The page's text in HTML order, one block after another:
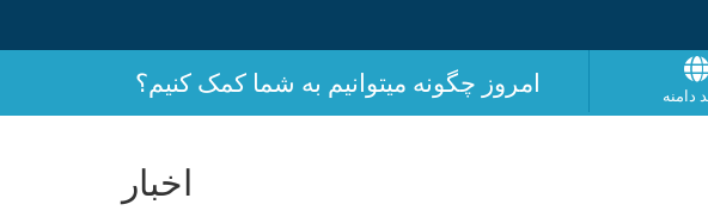
امروز چگونه میتوانیم به شما کمک کنیم؟ دامنه
اخبار